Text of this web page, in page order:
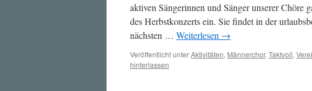
aktiven Sängerinnen und Sänger unserer
des Herbstkonzerts ein. Sie findet in der
nächsten … Weiterlesen →
Veröffentlicht unterAktivitäten, Männerchor, Taktvoll,
hinterlassen